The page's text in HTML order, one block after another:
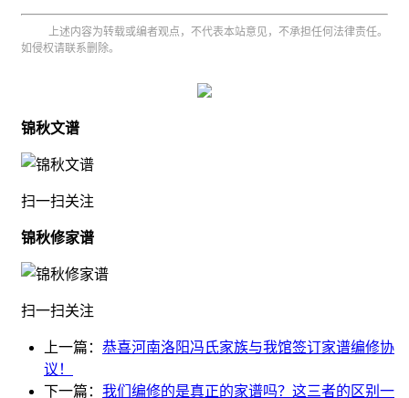
上述内容为转载或编者观点，不代表本站意见，不承担任何法律责任。
如侵权请联系删除。
锦秋文谱
扫一扫关注
锦秋修家谱
扫一扫关注
上一篇： 恭喜河南洛阳冯氏家族与我馆签订家谱编修协
议！
下一篇： 我们编修的是真正的家谱吗？这三者的区别一